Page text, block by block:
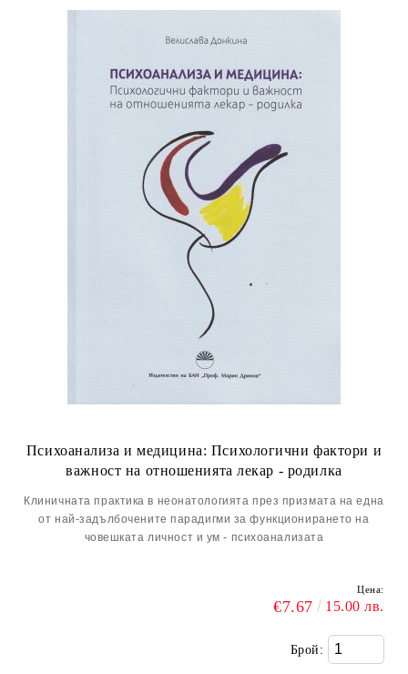
Психоанализа и медицина: Психологични фактори и
важност на отношенията лекар - родилка
Клиничната практика в неонатологията през призмата на една
от най-задълбочените парадигми за функционирането на
човешката личност и ум - психоанализата
Цена:
€7.67 15.00 лв.
Брой: